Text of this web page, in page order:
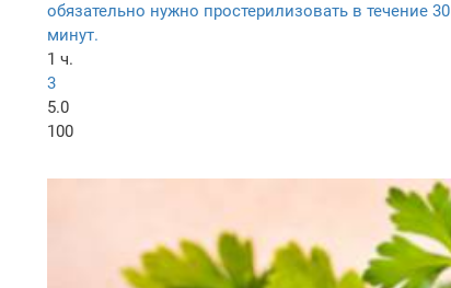
обязательно нужно простерилизовать в течение 30
минут.
1 ч.
3
5.0
100